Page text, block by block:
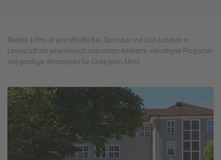
Needles & Pins ist eine lebhafte Bar, Sportsbar und Club‑Location in
Lennestadt mit amerikanisch inspiriertem Ambiente, vielseitigem Programm
und geselliger Atmosphäre für Gäste jeden Alters.